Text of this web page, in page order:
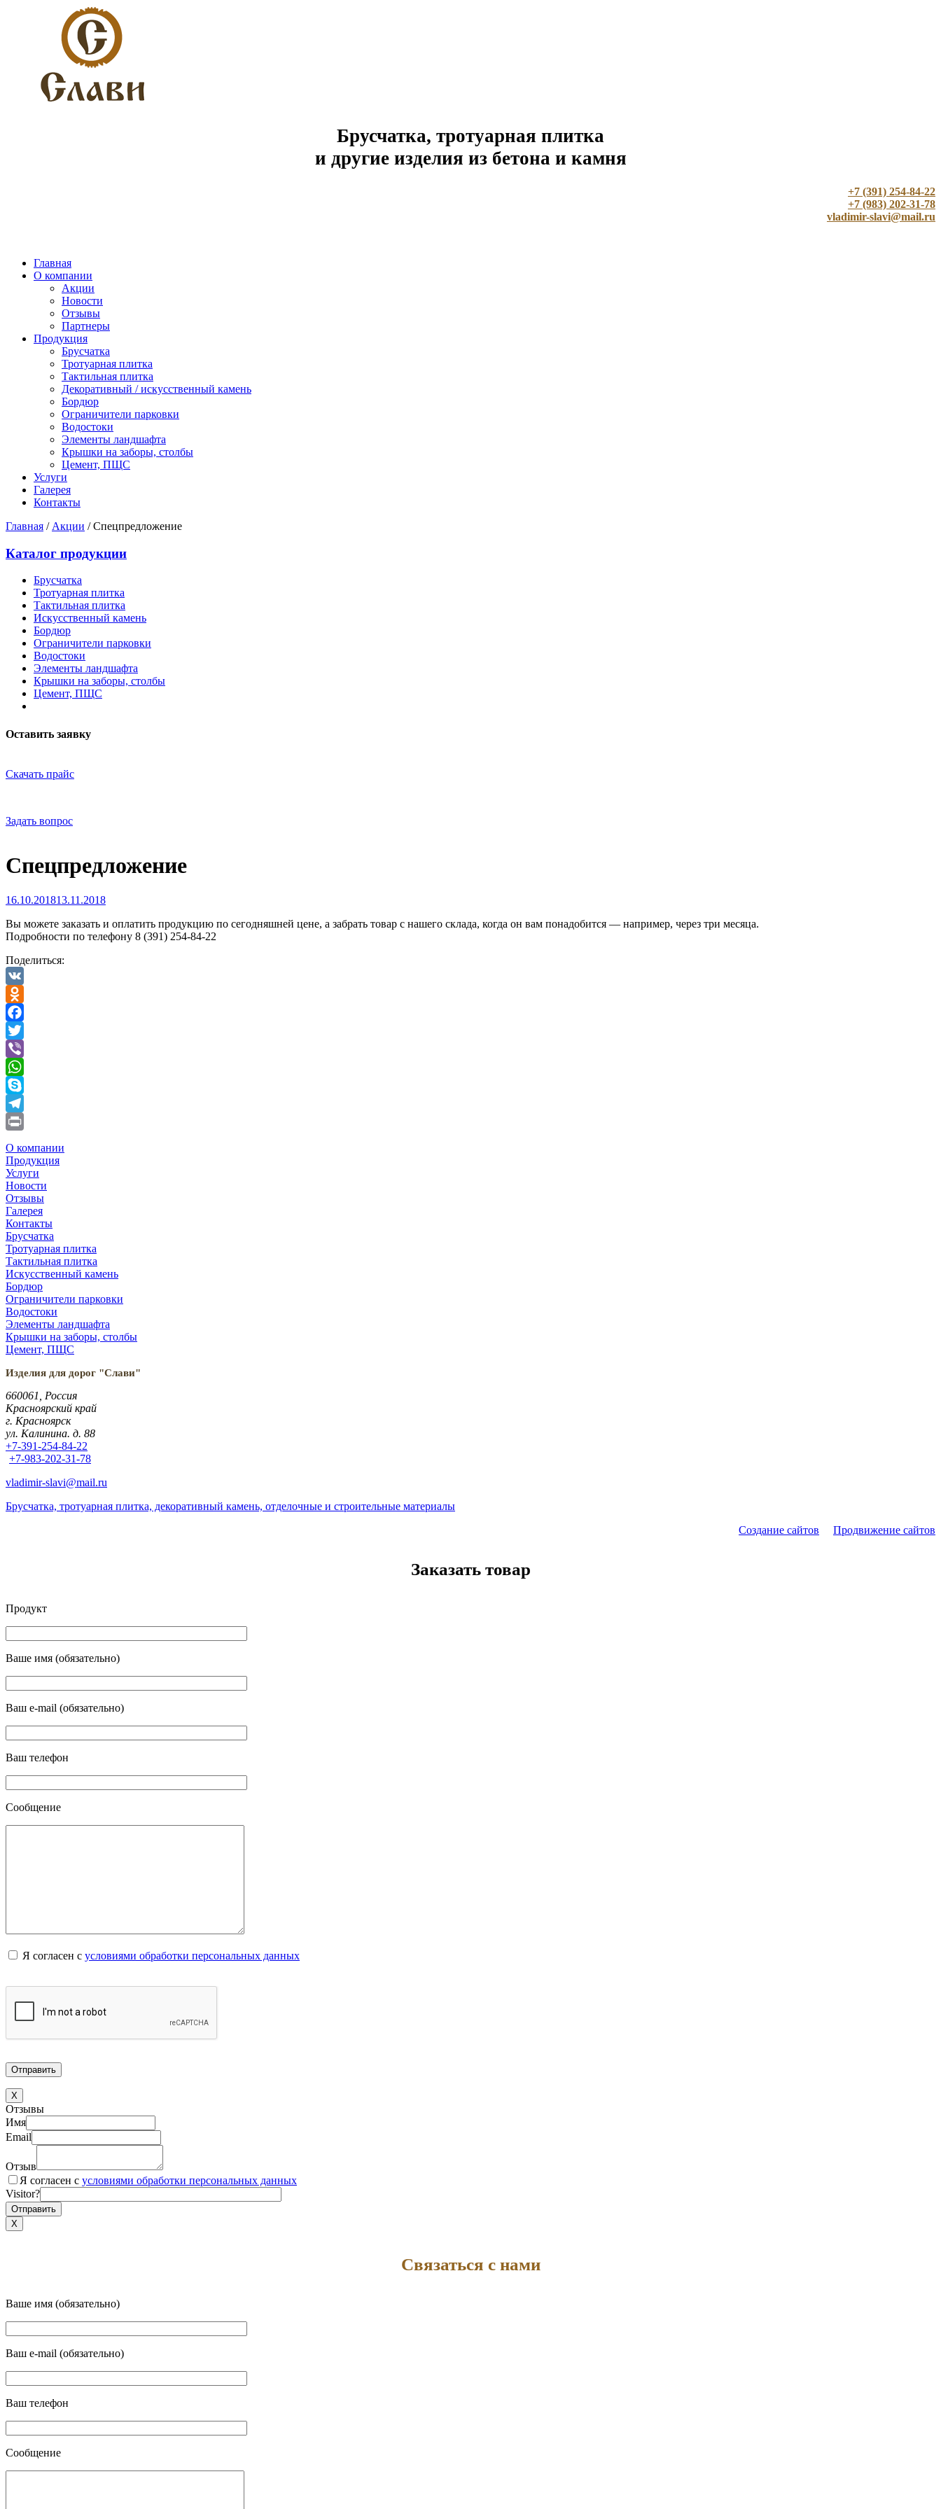
Брусчатка, тротуарная плитка
и другие изделия из бетона и камня
+7 (391) 254-84-22
+7 (983) 202-31-78
vladimir-slavi@mail.ru
Главная
О компании
Акции
Новости
Отзывы
Партнеры
Продукция
Брусчатка
Тротуарная плитка
Тактильная плитка
Декоративный / искусственный камень
Бордюр
Ограничители парковки
Водостоки
Элементы ландшафта
Крышки на заборы, столбы
Цемент, ПЩС
Услуги
Галерея
Контакты
Главная / Акции /Спецпредложение
Каталог продукции
Брусчатка
Тротуарная плитка
Тактильная плитка
Искусственный камень
Бордюр
Ограничители парковки
Водостоки
Элементы ландшафта
Крышки на заборы, столбы
Цемент, ПЩС
Оставить заявку
Скачать прайс
Задать вопрос
Спецпредложение
16.10.201813.11.2018
Вы можете заказать и оплатить продукцию по сегодняшней цене, а забрать товар с нашего склада, когда он вам понадобится — например, через три месяца.
Подробности по телефону 8 (391) 254-84-22
Поделиться:
VK
Odnoklassniki
Facebook
Twitter
Viber
WhatsApp
Skype
Telegram
О компании
Продукция
Услуги
Новости
Отзывы
Галерея
Контакты
Брусчатка
Тротуарная плитка
Тактильная плитка
Искусственный камень
Бордюр
Ограничители парковки
Водостоки
Элементы ландшафта
Крышки на заборы, столбы
Цемент, ПЩС
Изделия для дорог "Слави"
660061, Россия
Красноярский край
г. Красноярск
ул. Калинина. д. 88
+7-391-254-84-22
+7-983-202-31-78
vladimir-slavi@mail.ru
Брусчатка, тротуарная плитка, декоративный камень, отделочные и строительные материалы
Создание сайтов
Продвижение сайтов
Заказать товар
Продукт
Ваше имя (обязательно)
Ваш e-mail (обязательно)
Ваш телефон
Сообщение
Я согласен с условиями обработки персональных данных
X
Отзывы
Имя
Email
Отзыв
Я согласен с условиями обработки персональных данных
Visitor?
X
Связаться с нами
Ваше имя (обязательно)
Ваш e-mail (обязательно)
Ваш телефон
Сообщение